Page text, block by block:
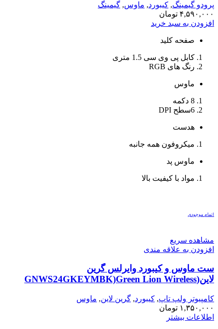
پرودو گیمینگ, کیبورد, ماوس, گیمینگ
۴,۵۹۰,۰۰۰ تومان
افزودن به سبد خرید
صفحه کلید
کابل پی وی سی 1.5 متری
رنگ های RGB
ماوس
8 دکمه
6سطح DPI
هدست
میکروفون همه جانبه
ماوس پد
مواد با کیفیت بالا
اتمام موجودی
مشاهده سریع
افزودن به علاقه مندی
ست ماوس و کیبورد وایرلس گرین
لاین(GNWS24GKEYMBK)Green Lion Wireless
کامپیوتر ولپ تاپ, کیبورد, گرین لاین, ماوس
۱,۳۵۰,۰۰۰ تومان
اطلاعات بیشتر